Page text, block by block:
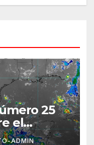
25
el
ADMIN